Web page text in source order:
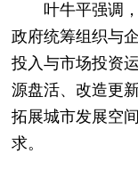
叶牛平强调，
政府统筹组织与
投入与市场投资
源盘活、改造更
拓展城市发展空
求。